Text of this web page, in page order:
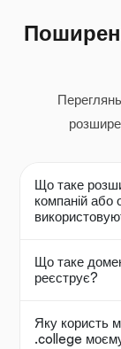
Що таке
компаній або
Що таке
реєструє?
Яку користь
.college